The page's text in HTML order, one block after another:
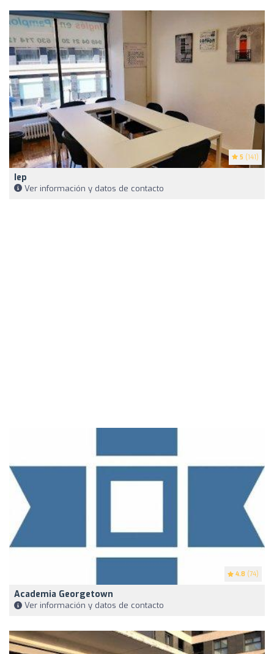
5 (141)
Iep
Ver información y datos de contacto
4.8 (74)
Academia Georgetown
Ver información y datos de contacto